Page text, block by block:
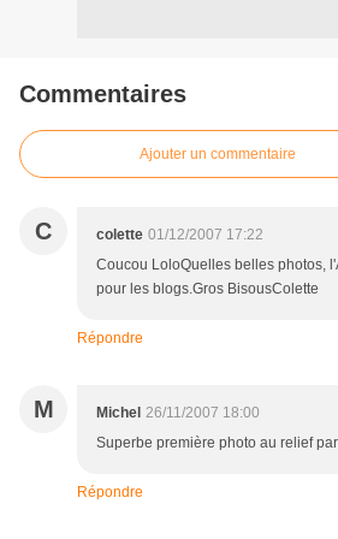
Commentaires
Ajouter un commentaire
C colette 01/12/2007 17:22
Coucou LoloQuelles belles photos,
pour les blogs.Gros BisousColette
Répondre
M Michel 26/11/2007 18:00
Superbe première photo au relief
Répondre